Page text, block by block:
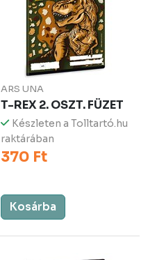
ARS UNA
T-REX 2. OSZT. FÜZET
Készleten a Tolltartó.hu
raktárában
370 Ft
Kosárba